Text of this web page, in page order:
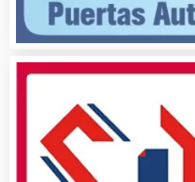
Audios para Eventos
Autobuses
Automatización